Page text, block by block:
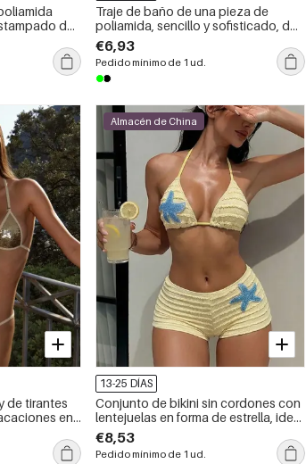
de
Traje de baño de una pieza de
poliamida, sencillo y sofisticado, de
color liso y con aberturas.
€6,93
Pedido mínimo de 1 ud.
de tirantes
en
Almacén de China
13-25 DÍAS
Conjunto de bikini sin cordones con
lentejuelas en forma de estrella, ideal
para vacaciones en la playa.
€8,53
Pedido mínimo de 1 ud.